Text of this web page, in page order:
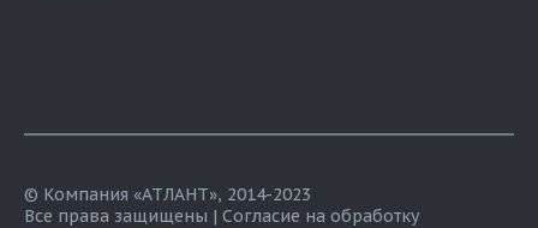
© Компания «АТЛАНТ», 2014-2023
Все права защищены | Согласие на обработку